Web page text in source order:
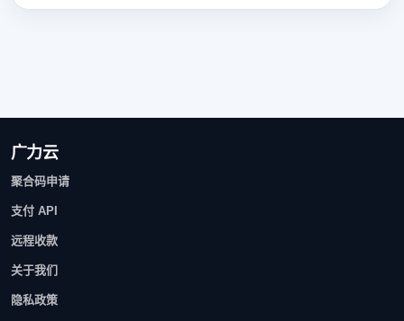
广力云
聚合码申请
支付 API
远程收款
关于我们
隐私政策